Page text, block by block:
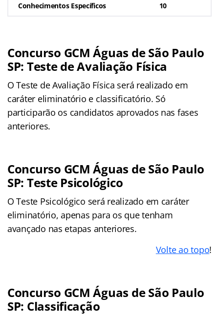
Conhecimentos Específicos
10
Concurso GCM Águas de São Paulo
SP: Teste de Avaliação Física
O Teste de Avaliação Física será realizado em
caráter eliminatório e classificatório. Só
participarão os candidatos aprovados nas fases
anteriores.
Concurso GCM Águas de São Paulo
SP: Teste Psicológico
O Teste Psicológico será realizado em caráter
eliminatório, apenas para os que tenham
avançado nas etapas anteriores.
Volte ao topo!
Concurso GCM Águas de São Paulo
SP: Classificação